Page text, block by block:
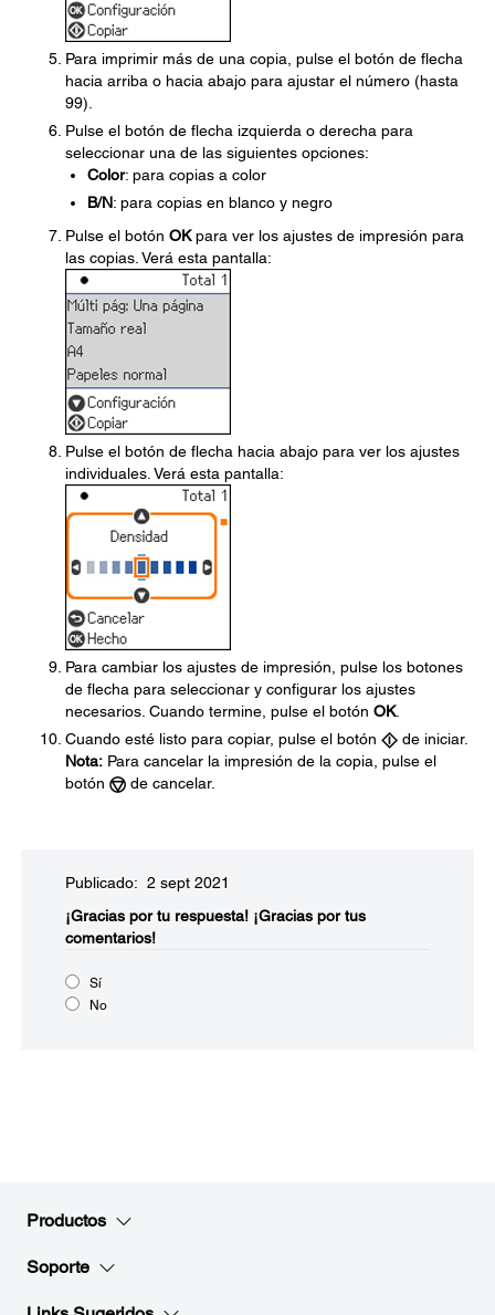
Para imprimir más de una copia, pulse el botón de flecha
hacia arriba o hacia abajo para ajustar el número (hasta
99).
Pulse el botón de flecha izquierda o derecha para
seleccionar una de las siguientes opciones:
Color: para copias a color
B/N: para copias en blanco y negro
Pulse el botón OKpara ver los ajustes de impresión para
las copias. Verá esta pantalla:
Pulse el botón de flecha hacia abajo para ver los ajustes
individuales. Verá esta pantalla:
Para cambiar los ajustes de impresión, pulse los botones
de flecha para seleccionar y configurar los ajustes
necesarios. Cuando termine, pulse el botón OK.
Cuando esté listo para copiar, pulse el botón
de iniciar.
Nota: Para cancelar la impresión de la copia, pulse el
botón
de cancelar.
Publicado: 2 sept 2021
¡Gracias por tu respuesta! ¡Gracias por tus
comentarios!
Sí
No
Productos
Soporte